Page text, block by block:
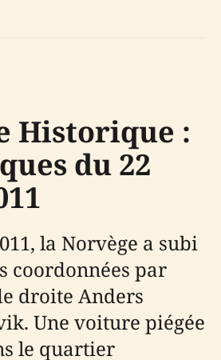
Historique :
du 22
la Norvège a subi
coordonnées par
droite Anders
Une voiture piégée
le quartier